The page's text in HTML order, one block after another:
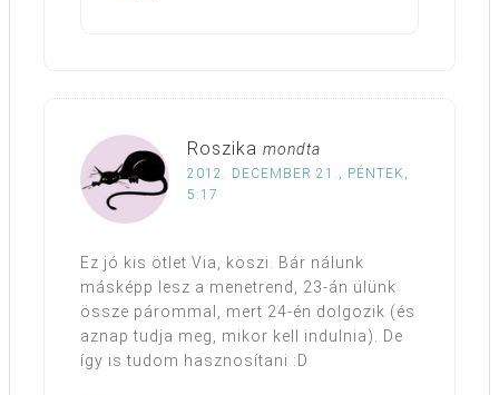
Roszika mondta
2012. DECEMBER 21., PÉNTEK,
5:17
Ez jó kis ötlet Via, köszi. Bár nálunk
másképp lesz a menetrend, 23-án ülünk
össze párommal, mert 24-én dolgozik (és
aznap tudja meg, mikor kell indulnia). De
így is tudom hasznosítani :D